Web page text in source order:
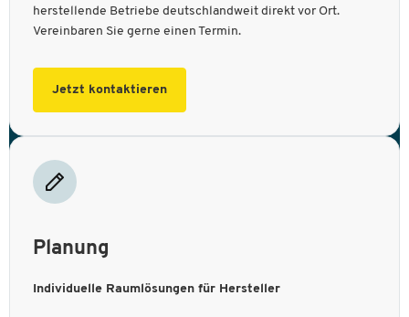
herstellende Betriebe deutschlandweit direkt vor Ort.
Vereinbaren Sie gerne einen Termin.
Jetzt kontaktieren
Planung
Individuelle Raumlösungen für Hersteller